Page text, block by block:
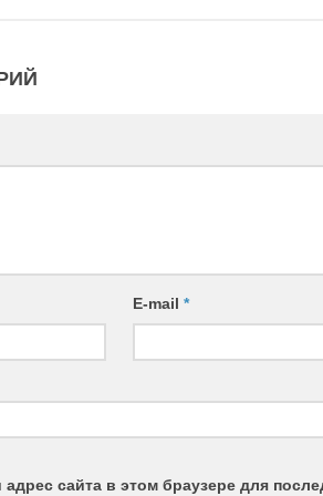
E-mail*
сайта в этом браузере для